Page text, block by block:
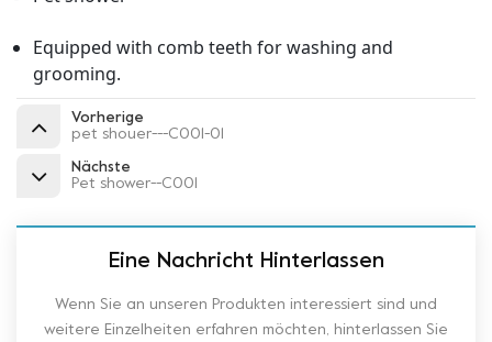
Equipped with comb teeth for washing and
grooming.
Vorherige
pet shouer---C001-01
Nächste
Pet shower--C001
Eine Nachricht Hinterlassen
Wenn Sie an unseren Produkten interessiert sind und
weitere Einzelheiten erfahren möchten, hinterlassen Sie